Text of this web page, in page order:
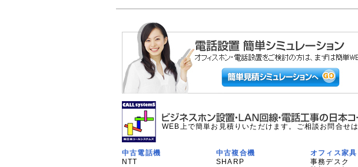
WEB上で簡単お見積りいただけます。ご相談お問合せは
中古電話機
NTT
中古複合機
SHARP
オフィス家具
事務デスク